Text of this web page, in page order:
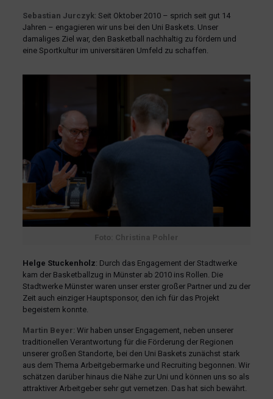
Sebastian Jurczyk: Seit Oktober 2010 – sprich seit gut 14
Jahren – engagieren wir uns bei den Uni Baskets. Unser
damaliges Ziel war, den Basketball nachhaltig zu fördern und
eine Sportkultur im universitären Umfeld zu schaffen.
Foto: Christina Pohler
Helge Stuckenholz: Durch das Engagement der Stadtwerke
kam der Basketballzug in Münster ab 2010 ins Rollen. Die
Stadtwerke Münster waren unser erster großer Partner und zu der
Zeit auch einziger Hauptsponsor, den ich für das Projekt
begeistern konnte.
Martin Beyer: Wir haben unser Engagement, neben unserer
traditionellen Verantwortung für die Förderung der Regionen
unserer großen Standorte, bei den Uni Baskets zunächst stark
aus dem Thema Arbeitgebermarke und Recruiting begonnen. Wir
schätzen darüber hinaus die Nähe zur Uni und können uns so als
attraktiver Arbeitgeber sehr gut vernetzen. Das hat sich bewährt.